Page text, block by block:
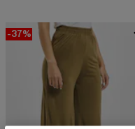
-37%